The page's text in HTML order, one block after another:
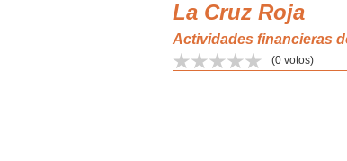
La Cruz Roja
Actividades financieras
(0 votos)